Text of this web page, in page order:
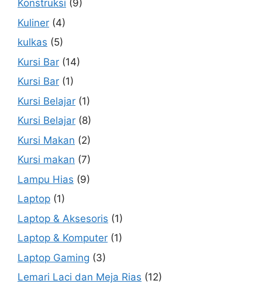
Konstruksi (9)
Kuliner (4)
kulkas (5)
Kursi Bar (14)
Kursi Bar (1)
Kursi Belajar (1)
Kursi Belajar (8)
Kursi Makan (2)
Kursi makan (7)
Lampu Hias (9)
Laptop (1)
Laptop & Aksesoris (1)
Laptop & Komputer (1)
Laptop Gaming (3)
Lemari Laci dan Meja Rias (12)